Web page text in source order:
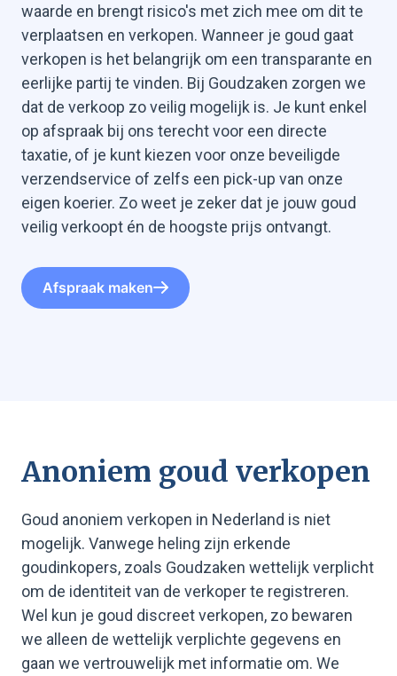
waarde en brengt risico's met zich mee om dit te
verplaatsen en verkopen. Wanneer je goud gaat
verkopen is het belangrijk om een transparante en
eerlijke partij te vinden. Bij Goudzaken zorgen we
dat de verkoop zo veilig mogelijk is. Je kunt enkel
op afspraak bij ons terecht voor een directe
taxatie, of je kunt kiezen voor onze beveiligde
verzendservice of zelfs een pick-up van onze
eigen koerier. Zo weet je zeker dat je jouw goud
veilig verkoopt én de hoogste prijs ontvangt.
Afspraak maken
Anoniem goud verkopen
Goud anoniem verkopen in Nederland is niet
mogelijk. Vanwege heling zijn erkende
goudinkopers, zoals Goudzaken wettelijk verplicht
om de identiteit van de verkoper te registreren.
Wel kun je goud discreet verkopen, zo bewaren
we alleen de wettelijk verplichte gegevens en
gaan we vertrouwelijk met informatie om. We